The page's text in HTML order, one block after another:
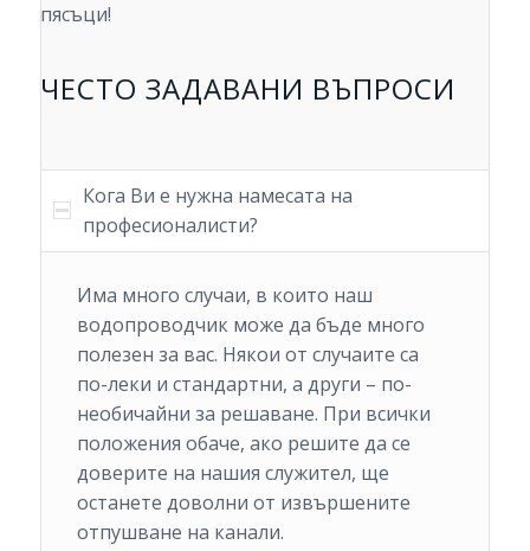
пясъци!
ЧЕСТО ЗАДАВАНИ ВЪПРОСИ
Кога Ви е нужна намесата на
професионалисти?
Има много случаи, в които наш
водопроводчик може да бъде много
полезен за вас. Някои от случаите са
по-леки и стандартни, а други – по-
необичайни за решаване. При всички
положения обаче, ако решите да се
доверите на нашия служител, ще
останете доволни от извършените
отпушване на канали.